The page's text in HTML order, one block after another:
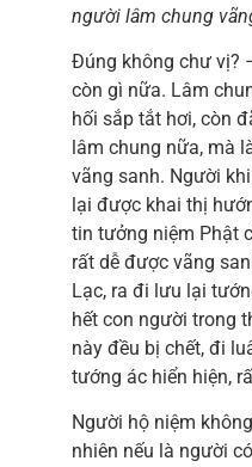
người lâm chung
Đúng không chư vị?
còn gì nữa. Lâm
hối sắp tắt hơi, còn
lâm chung nữa, mà
vãng sanh. Người
lại được khai thị
tin tưởng niệm Phật
rất dễ được vãng
Lạc, ra đi lưu lại
hết con người trong
này đều bị chết, đi
tướng ác hiển hiện,
Người hộ niệm
nhiên nếu là người